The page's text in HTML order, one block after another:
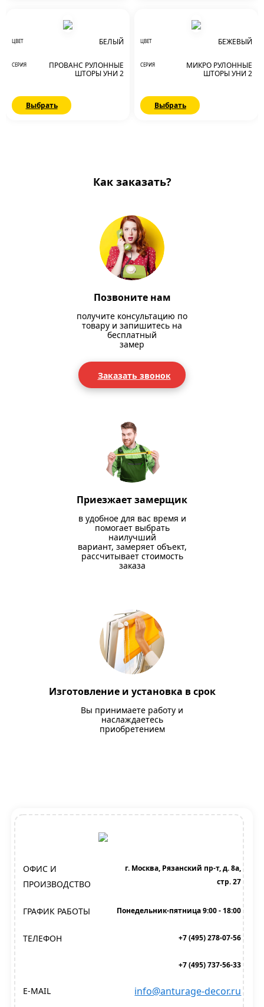
ЦВЕТ БЕЛЫЙ
СЕРИЯ
ПРОВАНС РУЛОННЫЕ
ШТОРЫ УНИ 2
Выбрать
ЦВЕТ БЕЖЕВЫЙ
СЕРИЯ
МИКРО РУЛОННЫЕ
ШТОРЫ УНИ 2
Выбрать
Как заказать?
Позвоните нам
получите консультацию по
товару и запишитесь на
бесплатный
замер
Заказать звонок
Приезжает замерщик
в удобное для вас время и
помогает выбрать
наилучший
вариант, замеряет объект,
рассчитывает стоимость
заказа
Изготовление и установка в срок
Вы принимаете работу и
наслаждаетесь
приобретением
ОФИС И
ПРОИЗВОДСТВО
г. Москва, Рязанский пр-т, д. 8а,
стр. 27
ГРАФИК РАБОТЫ Понедельник-пятница 9:00 - 18:00
ТЕЛЕФОН +7 (495) 278-07-56
+7 (495) 737-56-33
E-MAIL info@anturage-decor.ru